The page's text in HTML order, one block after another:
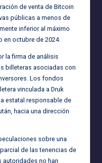
de venta de Bitcoin
públicas a menos de
inferior al máximo
en octubre de 2024.
la firma de análisis
billeteras asociadas con
Los fondos
vinculada a Druk
estatal responsable de
hacia una dirección
sobre una
de las tenencias de
autoridades no han